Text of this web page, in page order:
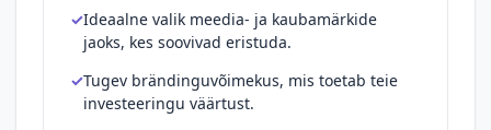
Ideaalne valik meedia- ja kaubamärkide
jaoks, kes soovivad eristuda.
Tugev brändinguvõimekus, mis toetab teie
investeeringu väärtust.